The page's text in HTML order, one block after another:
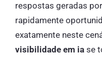
respostas geradas
rapidamente
exatamente neste
visibilidade em ia se